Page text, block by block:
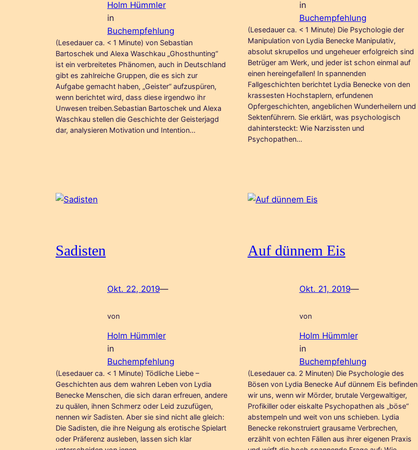
Holm Hümmler
in
Buchempfehlung
(Lesedauer ca. < 1 Minute) von Sebastian
Bartoschek und Alexa Waschkau „Ghosthunting“
ist ein verbreitetes Phänomen, auch in Deutschland
gibt es zahlreiche Gruppen, die es sich zur
Aufgabe gemacht haben, „Geister“ aufzuspüren,
wenn berichtet wird, dass diese irgendwo ihr
Unwesen treiben.Sebastian Bartoschek und Alexa
Waschkau stellen die Geschichte der Geisterjagd
dar, analysieren Motivation und Intention…
in
Buchempfehlung
(Lesedauer ca. < 1 Minute) Die Psychologie der
Manipulation von Lydia Benecke Manipulativ,
absolut skrupellos und ungeheuer erfolgreich sind
Betrüger am Werk, und jeder ist schon einmal auf
einen hereingefallen! In spannenden
Fallgeschichten berichtet Lydia Benecke von den
krassesten Hochstaplern, erfundenen
Opfergeschichten, angeblichen Wunderheilern und
Sektenführern. Sie erklärt, was psychologisch
dahintersteckt: Wie Narzissten und
Psychopathen…
Sadisten
Okt. 22, 2019—
von
Holm Hümmler
in
Buchempfehlung
(Lesedauer ca. < 1 Minute) Tödliche Liebe –
Geschichten aus dem wahren Leben von Lydia
Benecke Menschen, die sich daran erfreuen, andere
zu quälen, ihnen Schmerz oder Leid zuzufügen,
nennen wir Sadisten. Aber sie sind nicht alle gleich:
Die Sadisten, die ihre Neigung als erotische Spielart
oder Präferenz ausleben, lassen sich klar
Auf dünnem Eis
Okt. 21, 2019—
von
Holm Hümmler
in
Buchempfehlung
(Lesedauer ca. 2 Minuten) Die Psychologie des
Bösen von Lydia Benecke Auf dünnem Eis befinden
wir uns, wenn wir Mörder, brutale Vergewaltiger,
Profikiller oder eiskalte Psychopathen als „böse“
abstempeln und weit von uns schieben. Lydia
Benecke rekonstruiert grausame Verbrechen,
erzählt von echten Fällen aus ihrer eigenen Praxis